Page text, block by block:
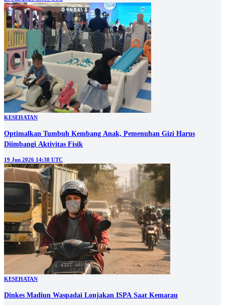
KESEHATAN
Optimalkan Tumbuh Kembang Anak, Pemenuhan Gizi Harus
Diimbangi Aktivitas Fisik
19 Jun 2026 14:38 UTC
KESEHATAN
Dinkes Madiun Waspadai Lonjakan ISPA Saat Kemarau